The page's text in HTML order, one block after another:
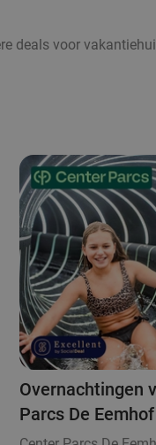
deals voor
Overnachtingen
Parcs De